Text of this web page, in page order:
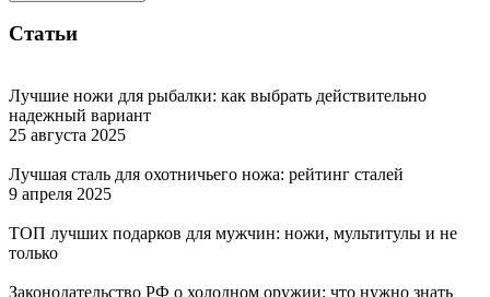
Статьи
Лучшие ножи для рыбалки: как выбрать действительно
надежный вариант
25 августа 2025
Лучшая сталь для охотничьего ножа: рейтинг сталей
9 апреля 2025
ТОП лучших подарков для мужчин: ножи, мультитулы и не
только
Законодательство РФ о холодном оружии: что нужно знать